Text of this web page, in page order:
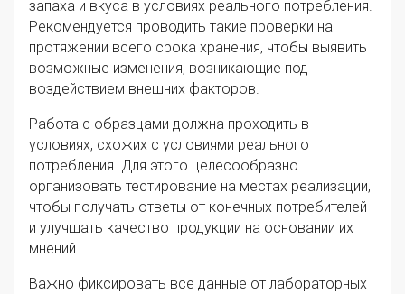
запаха и вкуса в условиях реального потребления.
Рекомендуется проводить такие проверки на
протяжении всего срока хранения, чтобы выявить
возможные изменения, возникающие под
воздействием внешних факторов.
Работа с образцами должна проходить в
условиях, схожих с условиями реального
потребления. Для этого целесообразно
организовать тестирование на местах реализации,
чтобы получать ответы от конечных потребителей
и улучшать качество продукции на основании их
мнений.
Важно фиксировать все данные от лабораторных